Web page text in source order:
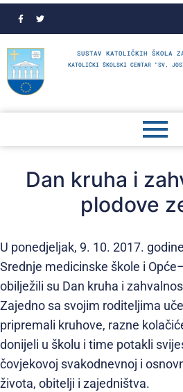
SUSTAV KATOLIČKIH ŠKOLA
KATOLIČKI ŠKOLSKI CENTAR "SV.
Dan kruha i
plodove
U ponedjeljak, 9. 10. 2017.
Srednje medicinske škole i
obilježili su Dan kruha i
Zajedno sa svojim roditeljima
pripremali kruhove, razne
donijeli u školu i time potakli
čovjekovoj svakodnevnoj i
života, obitelji i zajedništva.